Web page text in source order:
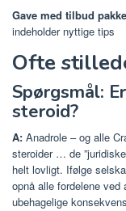
Gave med tilbud pakke
indeholder nyttige tips
Ofte
Spørgsmål:
steroid?
A: Anadrole – og alle
steroider … de
helt lovligt. Ifølge
opnå alle fordelene ved
ubehagelige